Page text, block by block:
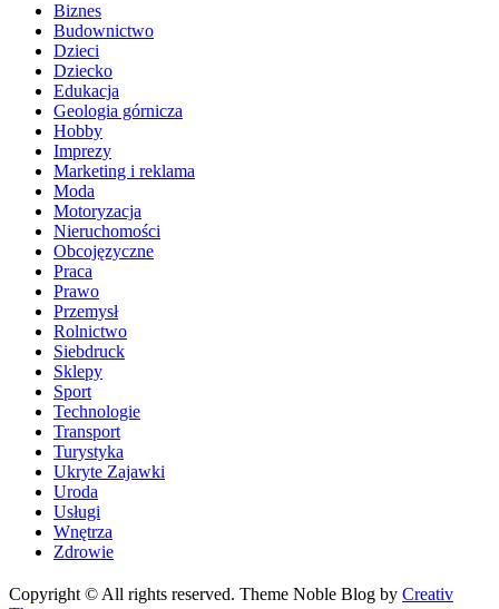
Biznes
Budownictwo
Dzieci
Dziecko
Edukacja
Geologia górnicza
Hobby
Imprezy
Marketing i reklama
Moda
Motoryzacja
Nieruchomości
Obcojęzyczne
Praca
Prawo
Przemysł
Rolnictwo
Siebdruck
Sklepy
Sport
Technologie
Transport
Turystyka
Ukryte Zajawki
Uroda
Usługi
Wnętrza
Zdrowie
Copyright © All rights reserved. Theme Noble Blog by Creativ